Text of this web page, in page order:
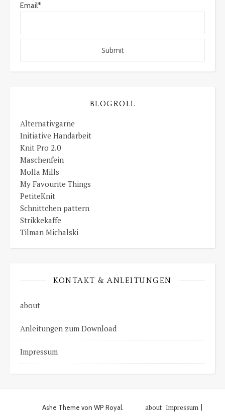
Email*
BLOGROLL
Alternativgarne
Initiative Handarbeit
Knit Pro 2.0
Maschenfein
Molla Mills
My Favourite Things
PetiteKnit
Schnittchen pattern
Strikkekaffe
Tilman Michalski
KONTAKT & ANLEITUNGEN
about
Anleitungen zum Download
Impressum
about Impressum
Ashe Theme von WP Royal.